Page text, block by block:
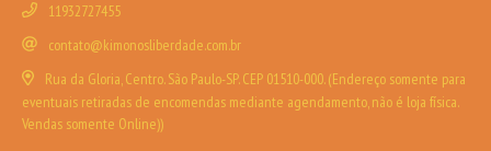
11932727455
contato@kimonosliberdade.com.br
Rua da Gloria, Centro. São Paulo-SP. CEP 01510-000. (Endereço somente para
eventuais retiradas de encomendas mediante agendamento, não é loja física.
Vendas somente Online))